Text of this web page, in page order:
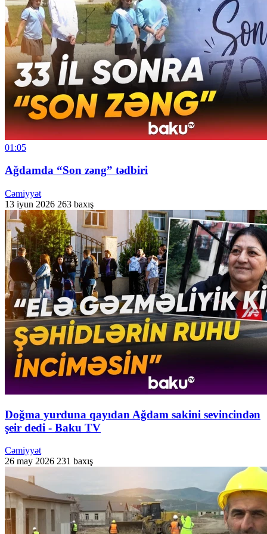
01:05
Ağdamda “Son zəng” tədbiri
Cəmiyyət
13 iyun 2026 263 baxış
Doğma yurduna qayıdan Ağdam sakini sevincindən
şeir dedi - Baku TV
Cəmiyyət
26 may 2026 231 baxış